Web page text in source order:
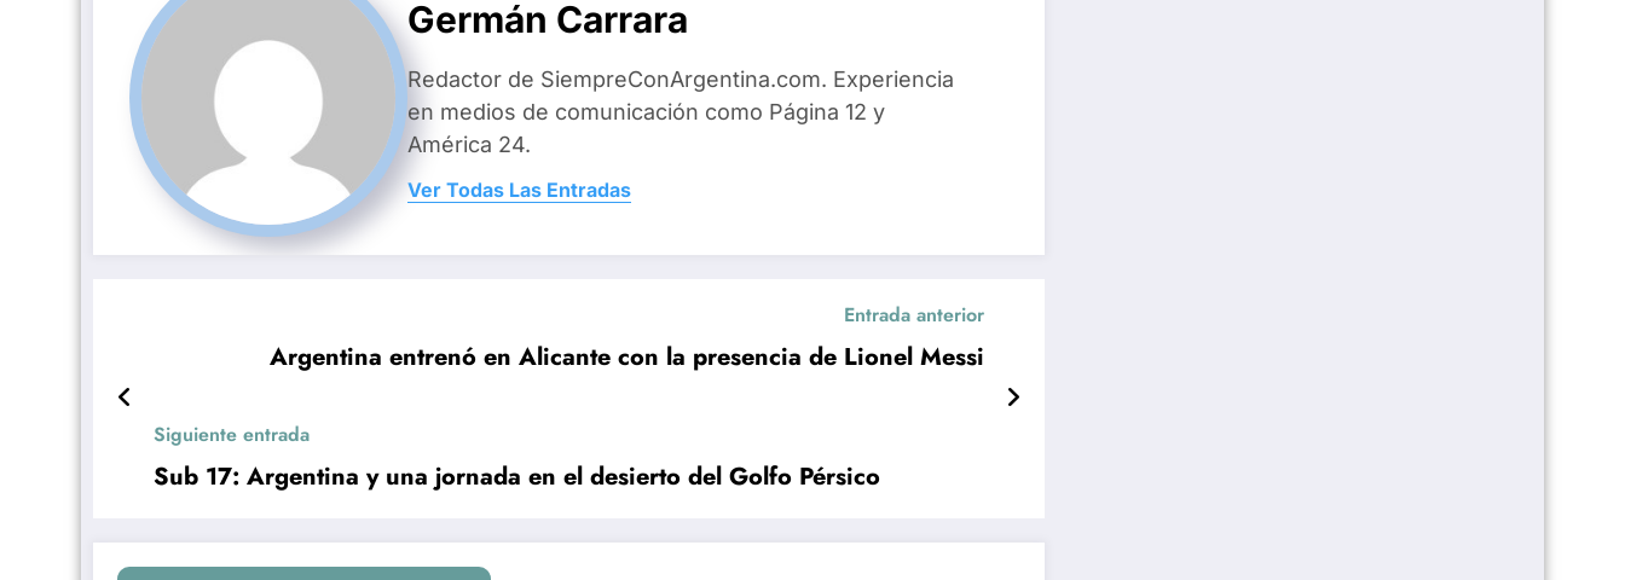
Germán Carrara
Redactor de SiempreConArgentina.com. Experiencia
en medios de comunicación como Página 12 y
América 24.
Ver Todas Las Entradas
Entrada anterior
Argentina entrenó en Alicante con la presencia de Lionel Messi
Siguiente entrada
Sub 17: Argentina y una jornada en el desierto del Golfo Pérsico